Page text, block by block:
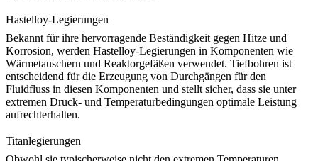
Hastelloy-Legierungen
Bekannt für ihre hervorragende Beständigkeit gegen Hitze und
Korrosion, werden Hastelloy-Legierungen in Komponenten wie
Wärmetauschern und Reaktorgefäßen verwendet. Tiefbohren ist
entscheidend für die Erzeugung von Durchgängen für den
Fluidfluss in diesen Komponenten und stellt sicher, dass sie unter
extremen Druck- und Temperaturbedingungen optimale Leistung
aufrechterhalten.
Titanlegierungen